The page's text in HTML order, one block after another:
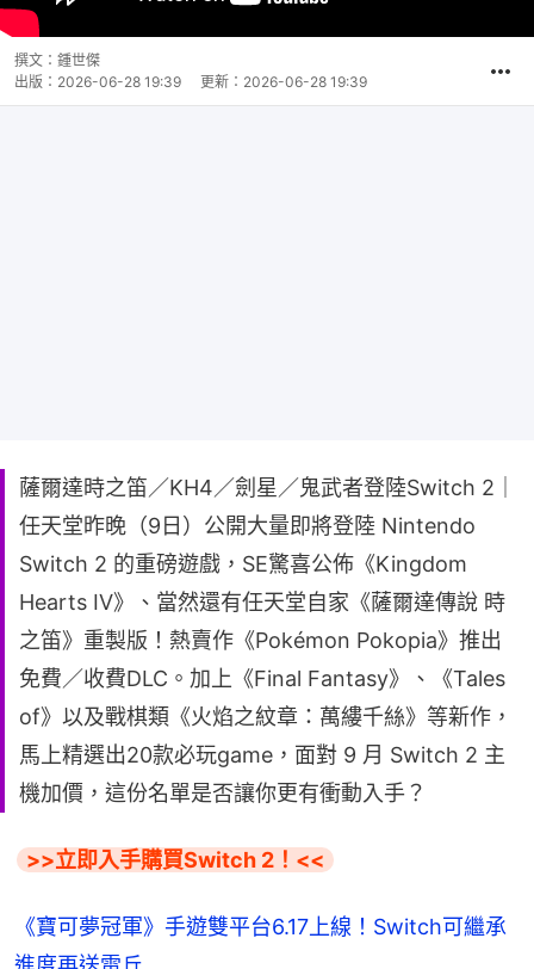
撰文： 鍾世傑
出版： 2026-06-28 19:39 更新： 2026-06-28 19:39
薩爾達時之笛／KH4／劍星／鬼武者登陸Switch 2｜
任天堂昨晚（9日）公開大量即將登陸 Nintendo
Switch 2 的重磅遊戲，SE驚喜公佈《Kingdom
Hearts IV》、當然還有任天堂自家《薩爾達傳說 時
之笛》重製版！熱賣作《Pokémon Pokopia》推出
免費／收費DLC。加上《Final Fantasy》、《Tales
of》以及戰棋類《火焰之紋章：萬縷千絲》等新作，
馬上精選出20款必玩game，面對 9 月 Switch 2 主
機加價，這份名單是否讓你更有衝動入手？
>>立即入手購買Switch 2！<<
《寶可夢冠軍》手遊雙平台6.17上線！Switch可繼承